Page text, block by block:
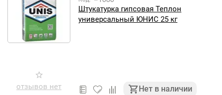
отзывов нет
Штукатурка гипсовая Теплон
универсальный ЮНИС 25 кг
Нет в наличии